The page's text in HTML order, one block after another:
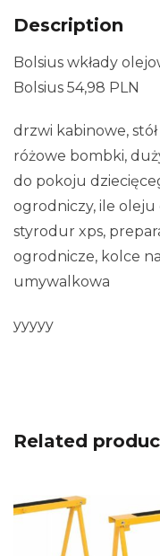
Description
Bolsius wkłady
Bolsius 54,98 PLN
drzwi kabinowe,
różowe bombki,
do pokoju
ogrodniczy, ile oleju
styrodur xps,
ogrodnicze, kolce
umywalkowa
yyyyy
Related